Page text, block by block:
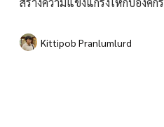
Kittipob Pranlumlurd